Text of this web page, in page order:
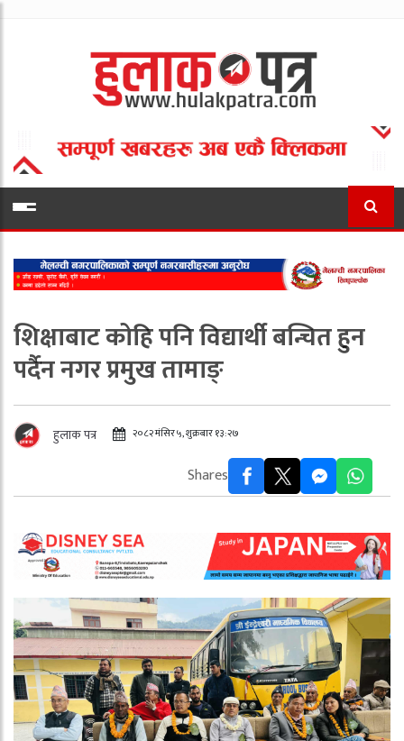
शिक्षाबाट कोहि पनि विद्यार्थी बन्चित हुन
पर्दैन नगर प्रमुख तामाङ्
हुलाक पत्र २०८२ मंसिर ५, शुक्रबार १३:२७
Shares